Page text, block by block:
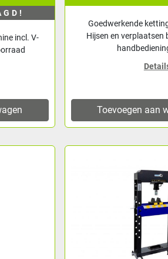
incl. V-
Goedwerkende
Hijsen en verplaatsen
Toevoegen aan